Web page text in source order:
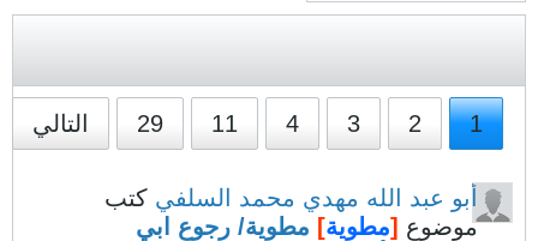
1
2
3
4
11
29 التالي
أبو عبد الله مهدي محمد السلفي كتب
موضوع [مطوية] مطوية/ رجوع ابي